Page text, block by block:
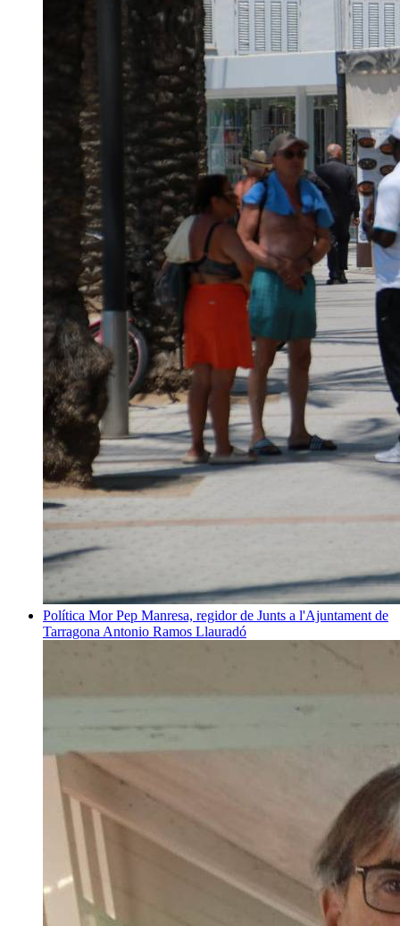
Política Mor Pep Manresa, regidor de Junts a l'Ajuntament de
Tarragona Antonio Ramos Llauradó